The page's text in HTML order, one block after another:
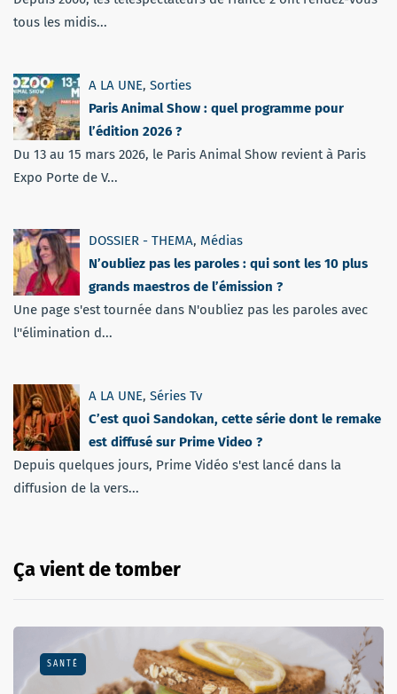
tous les midis...
A LA UNE, Sorties
Paris Animal Show : quel programme pour
l’édition 2026 ?
Du 13 au 15 mars 2026, le Paris Animal Show revient à Paris
Expo Porte de V...
DOSSIER - THEMA, Médias
N’oubliez pas les paroles : qui sont les 10 plus
grands maestros de l’émission ?
Une page s'est tournée dans N'oubliez pas les paroles avec
l''élimination d...
A LA UNE, Séries Tv
C’est quoi Sandokan, cette série dont le remake
est diffusé sur Prime Video ?
Depuis quelques jours, Prime Vidéo s'est lancé dans la
diffusion de la vers...
Ça vient de tomber
SANTÉ